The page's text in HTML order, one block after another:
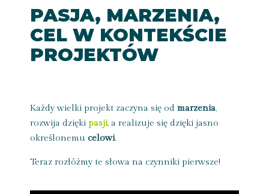
PASJA, MARZENIA,
CEL W KONTEKŚCIE
PROJEKTÓW
Każdy wielki projekt zaczyna się od marzenia,
rozwija dzięki pasji, a realizuje się dzięki jasno
określonemu celowi.
Teraz rozłóżmy te słowa na czynniki pierwsze!